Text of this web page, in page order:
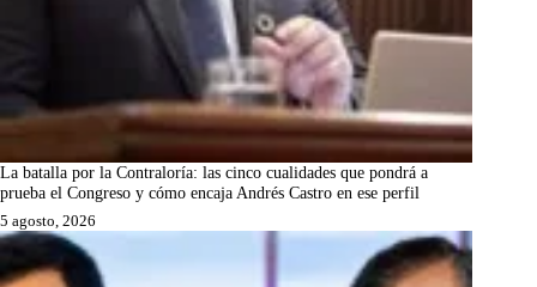
La batalla por la Contraloría: las cinco cualidades que pondrá a
prueba el Congreso y cómo encaja Andrés Castro en ese perfil
5 agosto, 2026